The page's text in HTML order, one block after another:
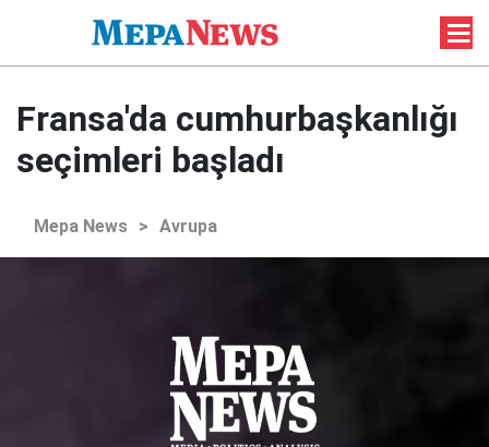
Fransa'da cumhurbaşkanlığı
seçimleri başladı
Mepa News > Avrupa